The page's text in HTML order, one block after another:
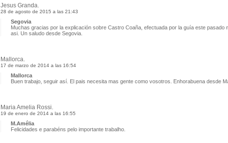
Jesus Granda.
28 de agosto de 2015 a las 21:43
Segovia
Muchas gracias por la explicación sobre Castro Coaña, efectuada por la guía este pasado
asi. Un saludo desde Segovia.
Mallorca.
17 de marzo de 2014 a las 16:54
Mallorca
Buen trabajo, seguir así. El pais necesita mas gente como vosotros. Enhorabuena desde
Maria Amelia Rossi.
19 de enero de 2014 a las 16:55
M.Amélia
Felicidades e parabéns pelo importante trabalho.